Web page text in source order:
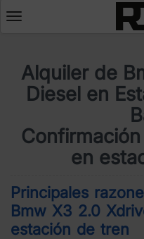
Deschide
Alquiler de
Diesel en
en
Principales
Bmw X3 2.0
estación de tren